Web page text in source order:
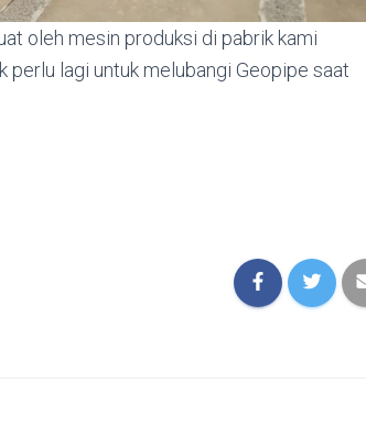
oleh mesin produksi di pabrik kami
perlu lagi untuk melubangi Geopipe saat